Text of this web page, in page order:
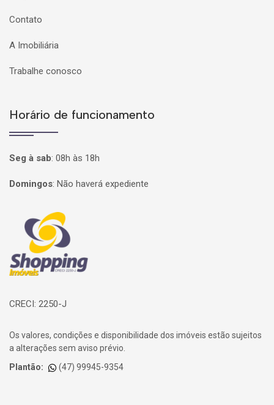
Contato
A Imobiliária
Trabalhe conosco
Horário de funcionamento
Seg à sab: 08h às 18h
Domingos: Não haverá expediente
Página inicial
CRECI: 2250-J
Os valores, condições e disponibilidade dos imóveis estão sujeitos
a alterações sem aviso prévio.
Plantão:
(47) 99945-9354